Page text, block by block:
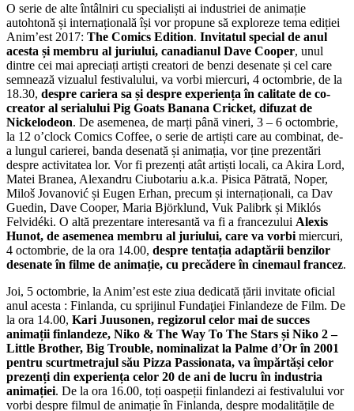
O serie de alte întâlniri cu specialiști ai industriei de animație
autohtonă și internațională își vor propune să exploreze tema ediției
Anim’est 2017: The Comics Edition. Invitatul special de anul
acesta și membru al juriului, canadianul Dave Cooper, unul
dintre cei mai apreciați artiști creatori de benzi desenate și cel care
semnează vizualul festivalului, va vorbi miercuri, 4 octombrie, de la
18.30, despre cariera sa și despre experiența în calitate de co-
creator al serialului Pig Goats Banana Cricket, difuzat de
Nickelodeon. De asemenea, de marți până vineri, 3 – 6 octombrie,
la 12 o’clock Comics Coffee, o serie de artiști care au combinat, de-
a lungul carierei, banda desenată și animația, vor ține prezentări
despre activitatea lor. Vor fi prezenți atât artiști locali, ca Akira Lord,
Matei Branea, Alexandru Ciubotariu a.k.a. Pisica Pătrată, Noper,
Miloš Jovanović și Eugen Erhan, precum și internaționali, ca Dav
Guedin, Dave Cooper, Maria Björklund, Vuk Palibrk și Miklós
Felvidéki. O altă prezentare interesantă va fi a francezului Alexis
Hunot, de asemenea membru al juriului, care va vorbi miercuri,
4 octombrie, de la ora 14.00, despre tentația adaptării benzilor
desenate în filme de animație, cu precădere în cinemaul francez.
Joi, 5 octombrie, la Anim’est este ziua dedicată țării invitate oficial
anul acesta : Finlanda, cu sprijinul Fundaţiei Finlandeze de Film. De
la ora 14.00, Kari Juusonen, regizorul celor mai de succes
animații finlandeze, Niko & The Way To The Stars și Niko 2 –
Little Brother, Big Trouble, nominalizat la Palme d’Or în 2001
pentru scurtmetrajul său Pizza Passionata, va împărtăși celor
prezenți din experiența celor 20 de ani de lucru în industria
animației. De la ora 16.00, toți oaspeții finlandezi ai festivalului vor
vorbi despre filmul de animație în Finlanda, despre modalitățile de